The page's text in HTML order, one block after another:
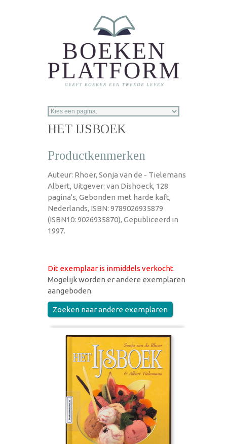
HET IJSBOEK
Productkenmerken
Auteur: Rhoer, Sonja van de - Tielemans
Albert, Uitgever: van Dishoeck, 128
pagina's, Gebonden met harde kaft,
Nederlands, ISBN: 9789026935879
(ISBN10: 9026935870), Gepubliceerd in
1997.
Dit exemplaar is inmiddels verkocht.
Mogelijk worden er andere exemplaren
aangeboden.
Zoeken naar andere exemplaren